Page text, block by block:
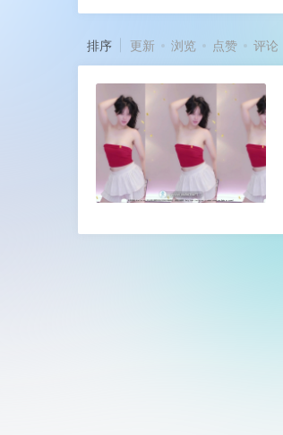
排序 更新 浏览 点赞 评论